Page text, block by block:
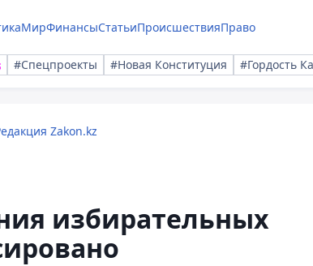
МирФинансыСтатьиПроисшествияПраво
#Спецпроекты #Новая Конституция #Гордость
Zakon.kz
избирательных